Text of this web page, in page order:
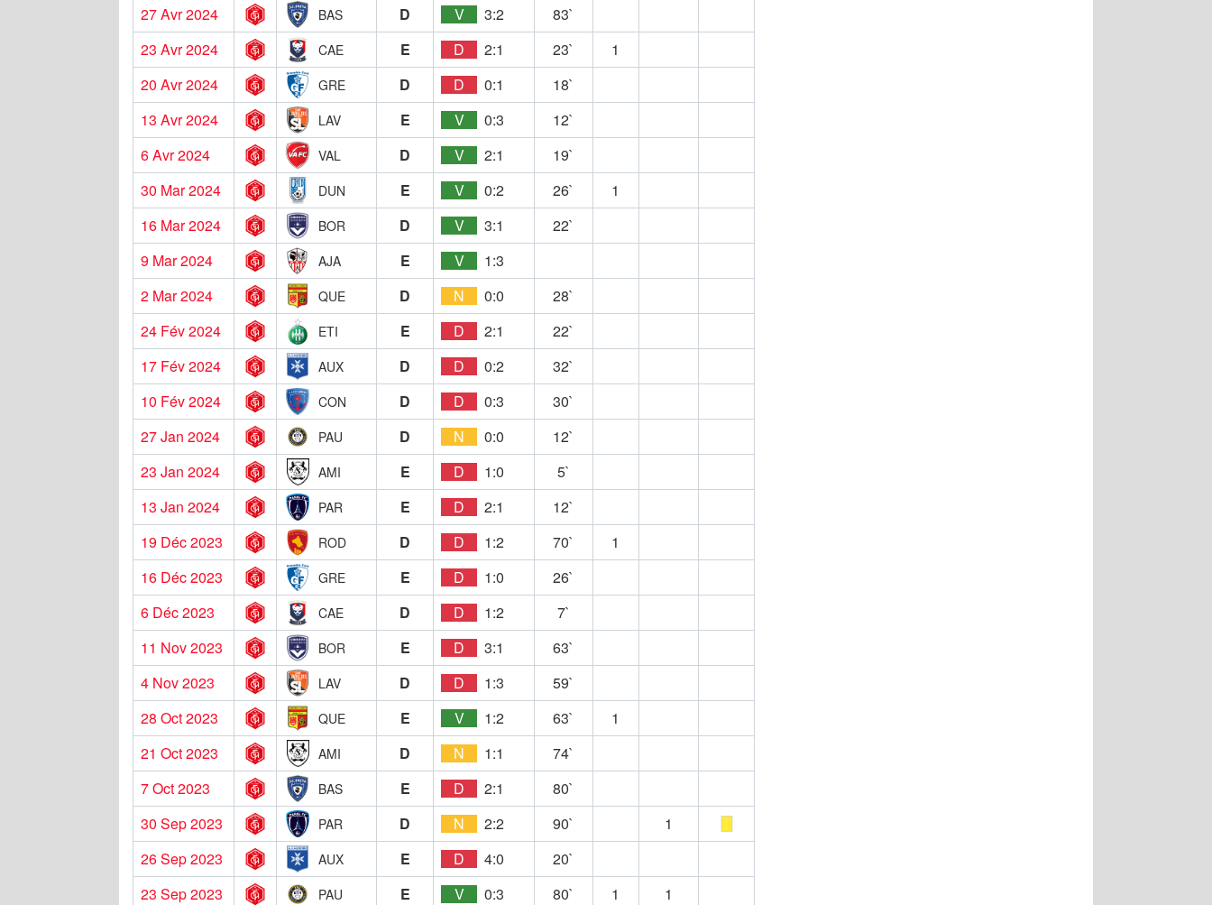
27 Avr 2024
BAS D V 3:2
83`
23 Avr 2024
CAE E D 2:1 23`
1
20 Avr 2024
GRE D D 0:1
18`
13 Avr 2024
LAV E V 0:3
12`
6 Avr 2024
VAL D V 2:1
19`
30 Mar 2024
DUN E V 0:2 26`
1
16 Mar 2024
BOR D V 3:1
22`
9 Mar 2024
AJA E V
1:3
2 Mar 2024
QUE D N 0:0
28`
24 Fév 2024
ETI E D 2:1
22`
17 Fév 2024
AUX D D 0:2
32`
10 Fév 2024
CON D D 0:3
30`
27 Jan 2024
PAU D N 0:0
12`
23 Jan 2024
AMI E D 1:0
5`
13 Jan 2024
PAR E D 2:1
12`
19 Déc 2023
ROD D D 1:2 70`
1
16 Déc 2023
GRE E D 1:0
26`
6 Déc 2023
CAE D D 1:2
7`
11 Nov 2023
BOR E D 3:1
63`
4 Nov 2023
LAV D D 1:3
59`
28 Oct 2023
QUE E V 1:2 63`
1
21 Oct 2023
AMI D N 1:1
74`
7 Oct 2023
BAS E D 2:1
80`
30 Sep 2023
PAR D N 2:2 90`
1
26 Sep 2023
AUX E D 4:0
20`
23 Sep 2023
PAU E V 0:3 80` 1
1